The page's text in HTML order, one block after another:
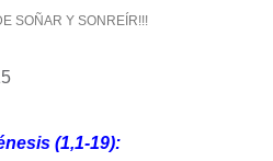
SOÑAR Y SONREÍR!!!
(1,1-19):